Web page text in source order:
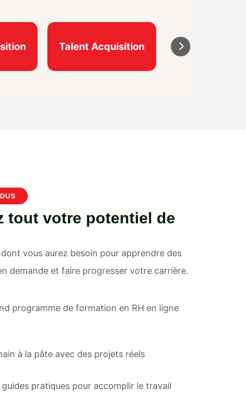
Talent Acquisition HR
tout votre potentiel de
vous aurez besoin pour apprendre des
demande et faire progresser votre carrière.
programme de formation en RH en ligne
à la pâte avec des projets réels
pratiques pour accomplir le travail